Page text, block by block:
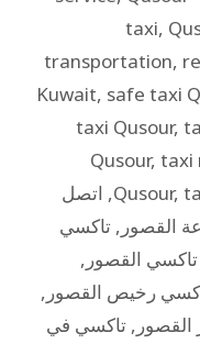
taxi,
transportation,
Kuwait, safe taxi
taxi Qusour,
Qusour, taxi
Qusour,
, اتصل
, تاكسي
تاكسي القصور ,
رخيص القصور ,
, تاكسي في